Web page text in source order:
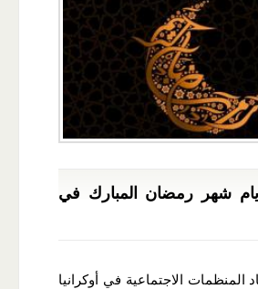
شهر رمضان المبارك في
المنظمات الاجتماعية في أوكرانيا